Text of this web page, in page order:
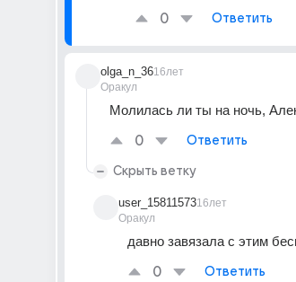
0 Ответить
olga_n_36
Оракул
16лет
Молилась ли ты на ночь,
0 Ответить
Скрыть ветку
user_15811573
Оракул
16лет
давно завязала с этим
0 Ответить